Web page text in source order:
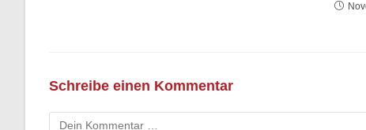
Schreibe einen Kommentar
Kommentar